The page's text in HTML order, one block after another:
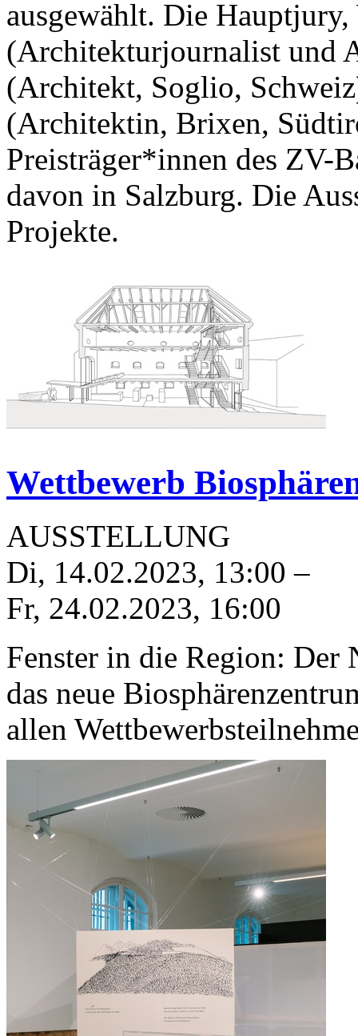
ausgewählt. Die
(Architekturjournalist und
(Architekt, Soglio,
(Architektin, Brixen,
Preisträger*innen des ZV-
davon in Salzburg. Die
Projekte.
Wettbewerb
AUSSTELLUNG
Di, 14.02.2023, 13:00 –
Fr, 24.02.2023, 16:00
Fenster in die Region:
das neue
allen